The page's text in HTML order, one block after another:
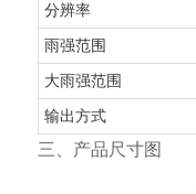
分辨率
雨强范围
大雨强范围
输出方式
三、产品尺寸图